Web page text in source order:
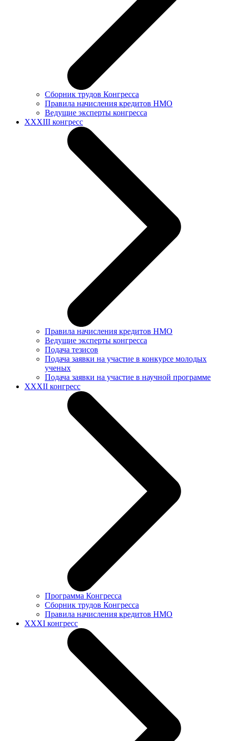
Сборник трудов Конгресса
Правила начисления кредитов НМО
Ведущие эксперты конгресса
XXXIII конгресс
Правила начисления кредитов НМО
Ведущие эксперты конгресса
Подача тезисов
Подача заявки на участие в конкурсе молодых
ученых
Подача заявки на участие в научной программе
XXXII конгресс
Программа Конгресса
Сборник трудов Конгресса
Правила начисления кредитов НМО
XXXI конгресс